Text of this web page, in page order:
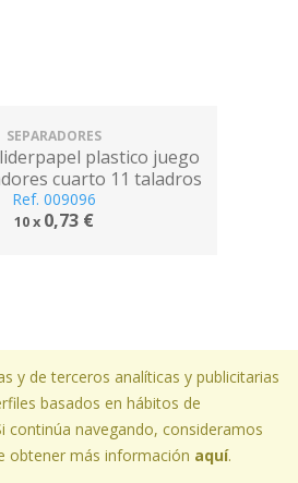
SEPARADORES
plastico juego
cuarto 11 taladros
Ref. 009096
10 x 0,73 €
y de terceros analíticas y publicitarias
basados en hábitos de
continúa navegando, consideramos
obtener más información aquí.